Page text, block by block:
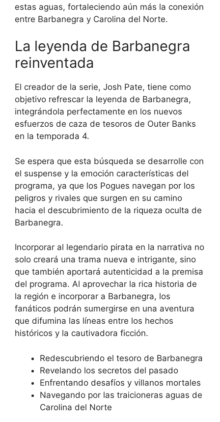
estas aguas, fortaleciendo aún más la conexión
entre Barbanegra y Carolina del Norte.
La leyenda de Barbanegra
reinventada
El creador de la serie, Josh Pate, tiene como
objetivo refrescar la leyenda de Barbanegra,
integrándola perfectamente en los nuevos
esfuerzos de caza de tesoros de Outer Banks
en la temporada 4.
Se espera que esta búsqueda se desarrolle con
el suspense y la emoción características del
programa, ya que los Pogues navegan por los
peligros y rivales que surgen en su camino
hacia el descubrimiento de la riqueza oculta de
Barbanegra.
Incorporar al legendario pirata en la narrativa no
solo creará una trama nueva e intrigante, sino
que también aportará autenticidad a la premisa
del programa. Al aprovechar la rica historia de
la región e incorporar a Barbanegra, los
fanáticos podrán sumergirse en una aventura
que difumina las líneas entre los hechos
históricos y la cautivadora ficción.
Redescubriendo el tesoro de Barbanegra
Revelando los secretos del pasado
Enfrentando desafíos y villanos mortales
Navegando por las traicioneras aguas de
Carolina del Norte